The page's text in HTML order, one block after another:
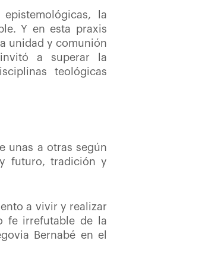
la
Y en esta praxis
unidad y comunión
a superar la
teológicas
unas a otras según
futuro, tradición y
a vivir y realizar
fe irrefutable de la
Bernabé en el